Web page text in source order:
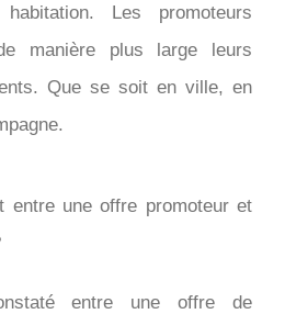
Les promoteurs
manière plus large leurs
Que se soit en ville, en
entre une offre promoteur et
entre une offre de